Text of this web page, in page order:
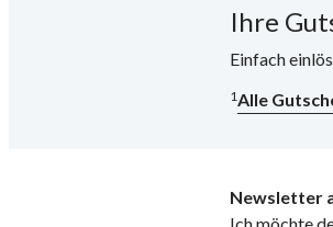
Ihre
Einfach
1Alle
Newsletter